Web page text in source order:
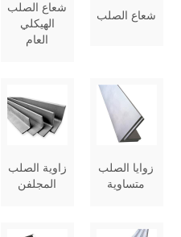
شعاع الصلب
الهيكلي
العام
شعاع الصلب
زاوية الصلب
المجلفن
زوايا الصلب
متساوية